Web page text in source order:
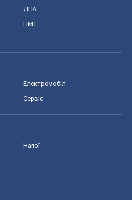
ДПА
НМТ
Електромобілі
Сервіс
Напої